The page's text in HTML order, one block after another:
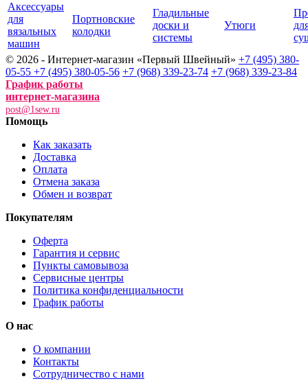
Аксессуары
для
вязальных
машин
Портновские
колодки
Гладильные
доски и
системы
Утюги
© 2026 - Интернет-магазин «Первый Швейный» +7 (495) 380-
05-55 +7 (495) 380-05-56 +7 (968) 339-23-74 +7 (968) 339-23-84
График работы
интернет-магазина
post@1sew.ru
Помощь
Как заказать
Доставка
Оплата
Отмена заказа
Обмен и возврат
Покупателям
Оферта
Гарантия и сервис
Пункты самовывоза
Сервисные центры
Политика конфиденциальности
График работы
О нас
О компании
Контакты
Сотрудничество с нами